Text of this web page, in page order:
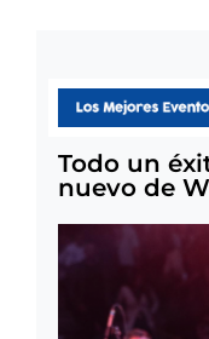
Todo un
nuevo de